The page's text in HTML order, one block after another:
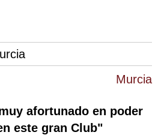
Murcia
afortunado en poder
este gran Club"